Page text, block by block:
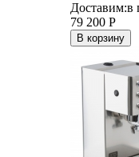
Доставим:в
79 200 Р
В корзину